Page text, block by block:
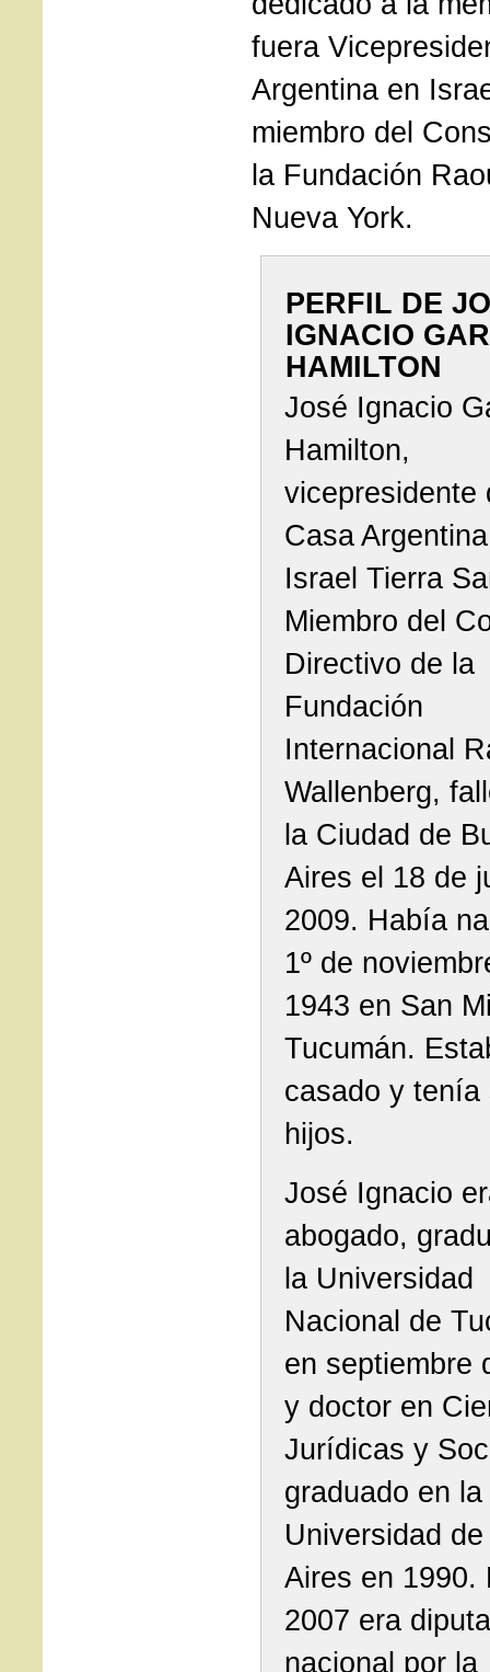
fuera
Argentina en
miembro del
la Fundación
Nueva York.
PERFIL DE
IGNACIO
HAMILTON
José Ignacio
Hamilton,
vicepresidente
Casa
Israel Tierra
Miembro del
Directivo de la
Fundación
Internacional
Wallenberg,
la Ciudad de
Aires el 18 de
2009. Había
1º de
1943 en San
Tucumán.
casado y tenía
hijos.
José Ignacio
abogado,
la Universidad
Nacional de
en septiembre
y doctor en
Jurídicas y
graduado en la
Universidad
Aires en 1990.
2007 era
nacional por la